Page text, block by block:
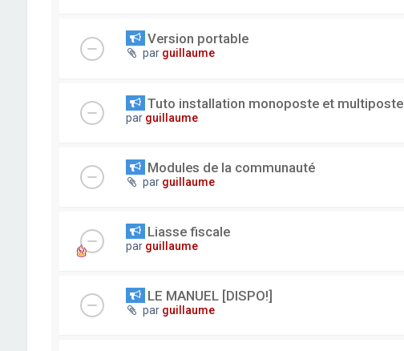
Version portable
par guillaume
Tuto installation monoposte et multiposte
par guillaume
Modules de la communauté
par guillaume
Liasse fiscale
par guillaume
LE MANUEL [DISPO!]
par guillaume